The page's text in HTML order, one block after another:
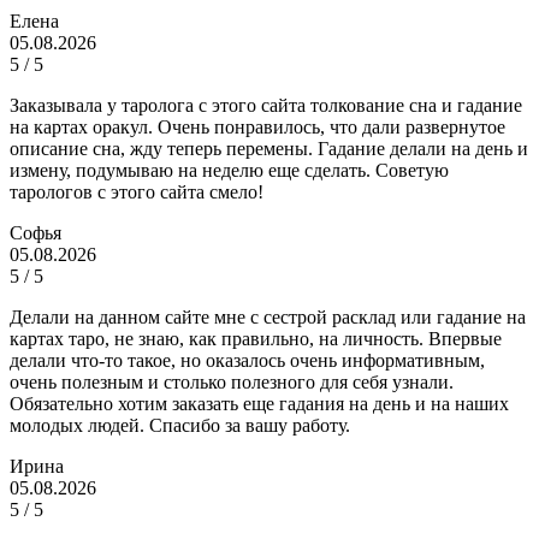
Елена
05.08.2026
5 / 5
Заказывала у таролога с этого сайта толкование сна и гадание
на картах оракул. Очень понравилось, что дали развернутое
описание сна, жду теперь перемены. Гадание делали на день и
измену, подумываю на неделю еще сделать. Советую
тарологов с этого сайта смело!
Софья
05.08.2026
5 / 5
Делали на данном сайте мне с сестрой расклад или гадание на
картах таро, не знаю, как правильно, на личность. Впервые
делали что-то такое, но оказалось очень информативным,
очень полезным и столько полезного для себя узнали.
Обязательно хотим заказать еще гадания на день и на наших
молодых людей. Спасибо за вашу работу.
Ирина
05.08.2026
5 / 5